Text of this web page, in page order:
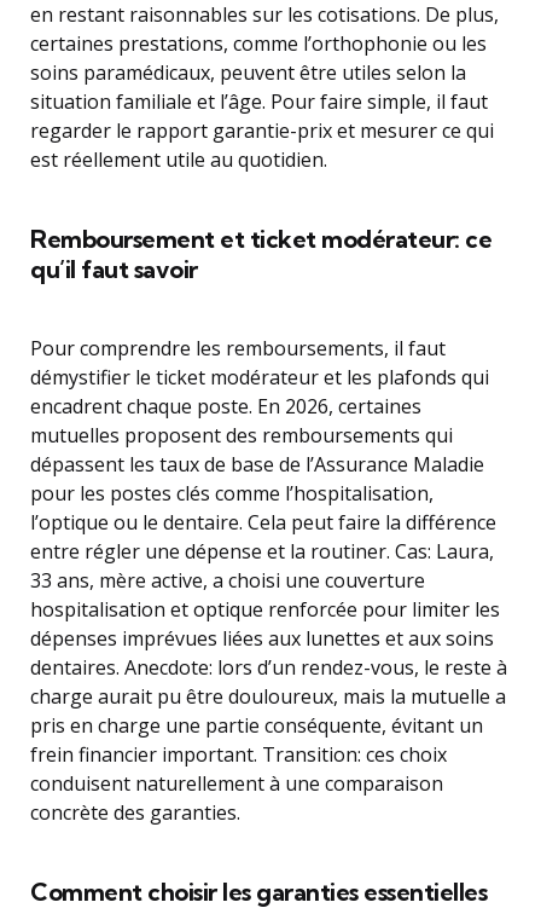
en restant raisonnables sur les cotisations. De plus,
certaines prestations, comme l’orthophonie ou les
soins paramédicaux, peuvent être utiles selon la
situation familiale et l’âge. Pour faire simple, il faut
regarder le rapport garantie-prix et mesurer ce qui
est réellement utile au quotidien.
Remboursement et ticket modérateur: ce
qu’il faut savoir
Pour comprendre les remboursements, il faut
démystifier le ticket modérateur et les plafonds qui
encadrent chaque poste. En 2026, certaines
mutuelles proposent des remboursements qui
dépassent les taux de base de l’Assurance Maladie
pour les postes clés comme l’hospitalisation,
l’optique ou le dentaire. Cela peut faire la différence
entre régler une dépense et la routiner. Cas: Laura,
33 ans, mère active, a choisi une couverture
hospitalisation et optique renforcée pour limiter les
dépenses imprévues liées aux lunettes et aux soins
dentaires. Anecdote: lors d’un rendez-vous, le reste à
charge aurait pu être douloureux, mais la mutuelle a
pris en charge une partie conséquente, évitant un
frein financier important. Transition: ces choix
conduisent naturellement à une comparaison
concrète des garanties.
Comment choisir les garanties essentielles